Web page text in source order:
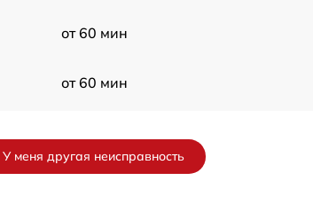
от 60 мин
от 60 мин
У меня другая неисправность